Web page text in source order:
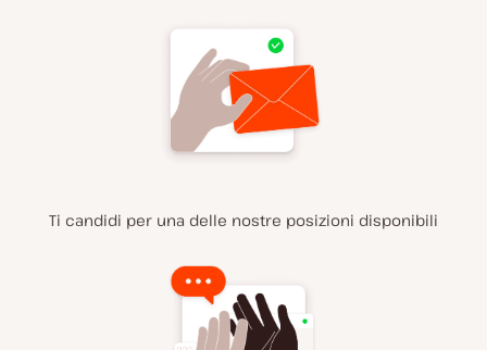
Ti candidi per una delle nostre posizioni disponibili